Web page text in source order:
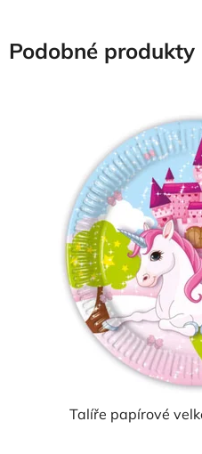
Podobné produkty
Talíře papírové